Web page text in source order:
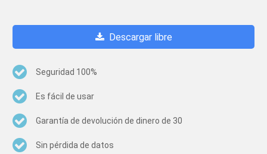
Descargar libre
Seguridad 100%
Es fácil de usar
Garantía de devolución de dinero de 30
Sin pérdida de datos